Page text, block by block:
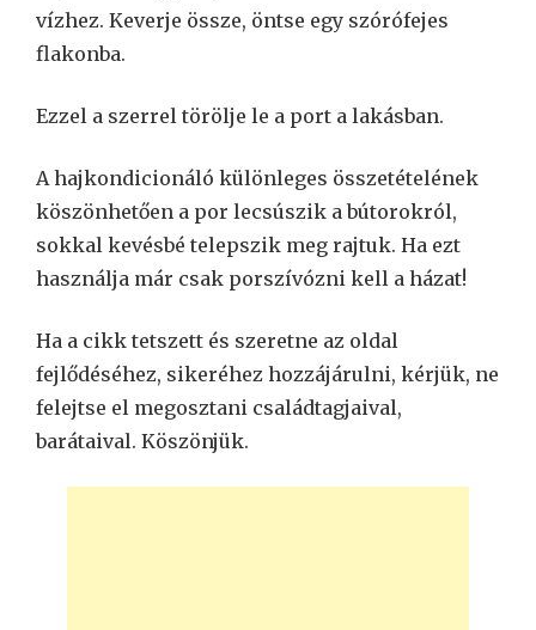
vízhez. Keverje össze, öntse egy szórófejes
flakonba.
Ezzel a szerrel törölje le a port a lakásban.
A hajkondicionáló különleges összetételének
köszönhetően a por lecsúszik a bútorokról,
sokkal kevésbé telepszik meg rajtuk. Ha ezt
használja már csak porszívózni kell a házat!
Ha a cikk tetszett és szeretne az oldal
fejlődéséhez, sikeréhez hozzájárulni, kérjük, ne
felejtse el megosztani családtagjaival,
barátaival. Köszönjük.